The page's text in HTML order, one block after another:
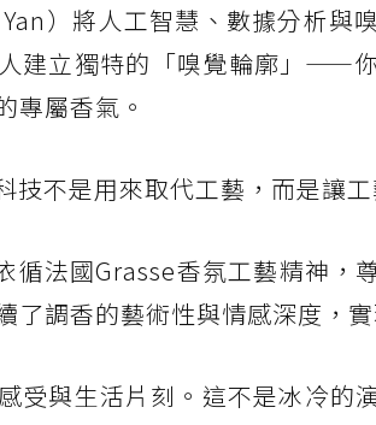
）將人工智慧、數據分析與
建立獨特的「嗅覺輪廓」——
專屬香氣。
不是用來取代工藝，而是讓工
循法國Grasse香氛工藝精神
了調香的藝術性與情感深度，
受與生活片刻。這不是冰冷的